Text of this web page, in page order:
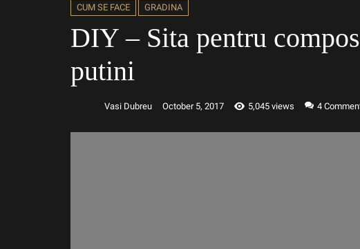
CUM SE FACE GRADINA
DIY – Sita pentru
putini
Vasi Dubreu October 5, 2017 5,045 views 4